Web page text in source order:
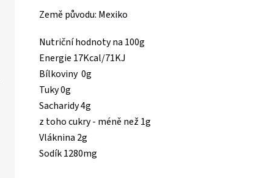
Země původu: Mexiko
Nutriční hodnoty na 100g
Energie 17Kcal/71KJ
Bílkoviny 0g
Tuky 0g
Sacharidy 4g
z toho cukry - méně než 1g
Vláknina 2g
Sodík 1280mg